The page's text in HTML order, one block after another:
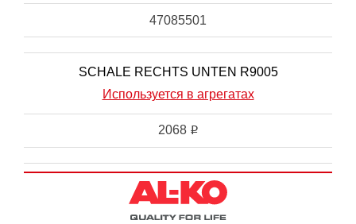
47085501
SCHALE RECHTS UNTEN R9005
Используется в агрегатах
2068 i